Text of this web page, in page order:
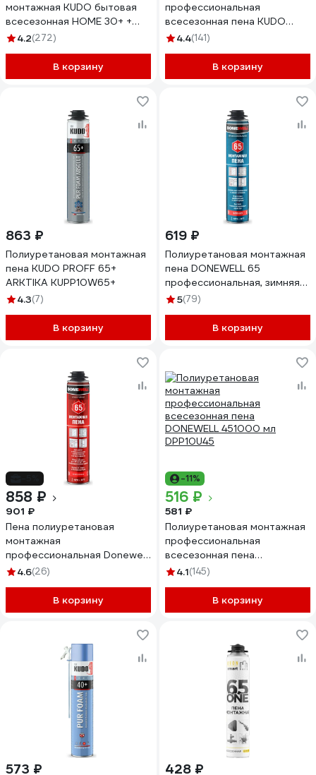
монтажная KUDO бытовая
всесезонная HOME 30+ +
KUPH10U30+
4.2(272)
В корзину
профессиональная
всесезонная пена KUDO
HOME 45 KUPHP10U45
4.4(141)
В корзину
863 ₽
Полиуретановая монтажная
пена KUDO PROFF 65+
ARKTIKA KUPP10W65+
4.3(7)
В корзину
619 ₽
Полиуретановая монтажная
пена DONEWELL 65
профессиональная, зимняя
DPP10W65
5(79)
В корзину
858 ₽
901 ₽
Пена полиуретановая
монтажная
профессиональная Donewell
65 огнестойкая всесезонная
4.6(26)
В корзину
-11%
516 ₽
581 ₽
Полиуретановая монтажная
профессиональная
всесезонная пена
DONEWELL 451000 мл
4.1(145)
В корзину
573 ₽ 428 ₽